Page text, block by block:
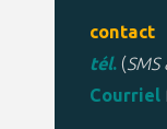
contact
tél. (
Courriel